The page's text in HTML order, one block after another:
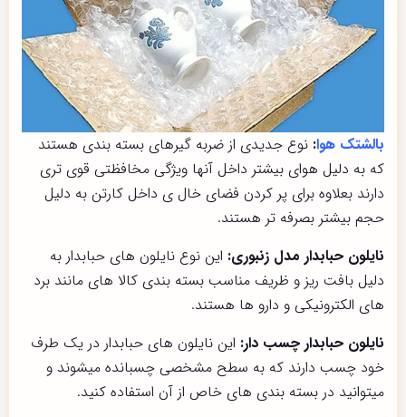
بالشتک هوا: نوع جدیدی از ضربه گیرهای بسته بندی هستند
که به دلیل هوای بیشتر داخل آنها ویژگی مخافظتی قوی تری
دارند بعلاوه برای پر کردن فضای خال ی داخل کارتن به دلیل
حجم بیشتر بصرفه تر هستند.
نایلون حبابدار مدل زنبوری: این نوع نایلون های حبابدار به
دلیل بافت ریز و ظریف مناسب بسته بندی کالا های مانند برد
های الکترونیکی و دارو ها هستند.
نایلون حبابدار چسب دار: این نایلون های حبابدار در یک طرف
خود چسب دارند که به سطح مشخصی چسبانده میشوند و
میتوانید در بسته بندی های خاص از آن استفاده کنید.